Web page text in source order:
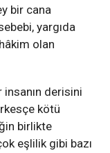
bir cana
yargıda
olan
derisini
kötü
birlikte
eşlilik gibi bazı